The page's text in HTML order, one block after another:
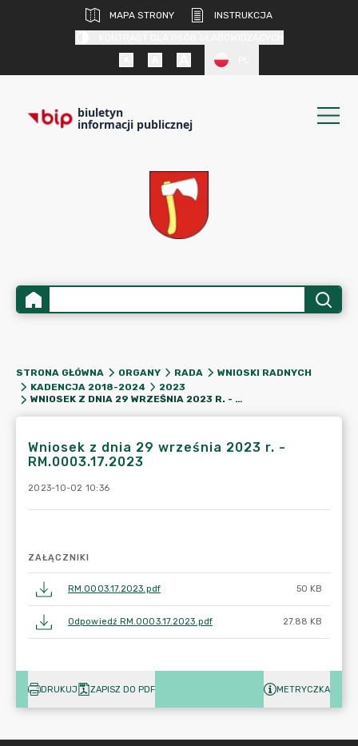
MAPA STRONY
INSTRUKCJA
biuletyn
informacji publicznej
STRONA GŁÓWNA ORGANY RADA
WNIOSKI RADNYCH
KADENCJA 2018-2024
2023
WNIOSEK Z DNIA 29 WRZEŚNIA 2023 R. - RM.0003.17.2023
Wniosek z dnia 29 września 2023 r. -
RM.0003.17.2023
2023-10-02 10:36
ZAŁĄCZNIKI
RM.0003.17.2023.pdf 50 KB
Odpowiedź RM.0003.17.2023.pdf 27.88 KB
DRUKUJ ZAPISZ DO PDF METRYCZKA